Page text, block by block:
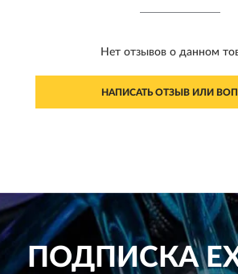
Нет отзывов о данном
НАПИСАТЬ ОТЗЫВ ИЛИ
ПОДПИСКА